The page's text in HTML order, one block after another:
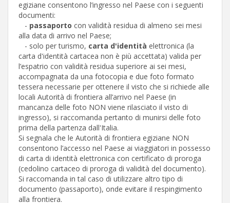
egiziane consentono l’ingresso nel Paese con i seguenti
documenti:
- passaporto con validità residua di almeno sei mesi
alla data di arrivo nel Paese;
- solo per turismo, carta d'identità elettronica (la
carta d'identità cartacea non è più accettata) valida per
l’espatrio con validità residua superiore ai sei mesi,
accompagnata da una fotocopia e due foto formato
tessera necessarie per ottenere il visto che si richiede alle
locali Autorità di frontiera all’arrivo nel Paese (in
mancanza delle foto NON viene rilasciato il visto di
ingresso), si raccomanda pertanto di munirsi delle foto
prima della partenza dall'Italia.
Si segnala che le Autorità di frontiera egiziane NON
consentono l’accesso nel Paese ai viaggiatori in possesso
di carta di identità elettronica con certificato di proroga
(cedolino cartaceo di proroga di validità del documento).
Si raccomanda in tal caso di utilizzare altro tipo di
documento (passaporto), onde evitare il respingimento
alla frontiera.